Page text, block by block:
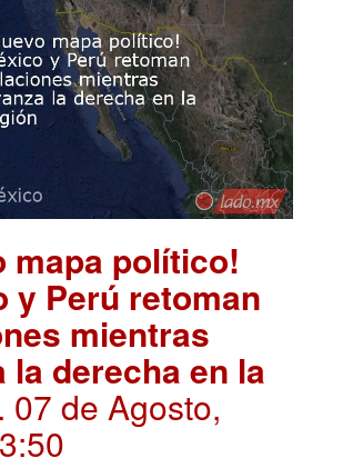
mapa político!
y Perú retoman
mientras
la derecha en la
. 07 de Agosto,